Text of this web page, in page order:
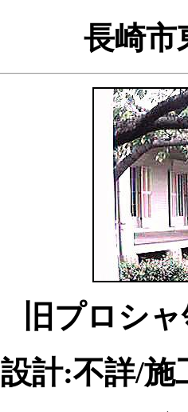
長崎市
旧プロシ
設計:不詳/施